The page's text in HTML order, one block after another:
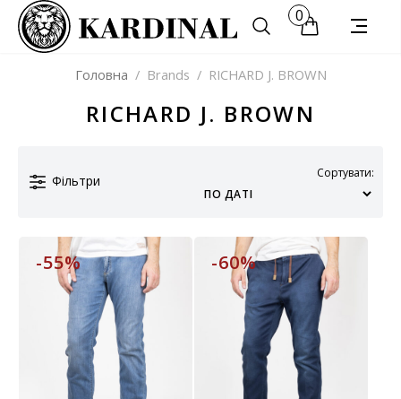
0
Головна / Brands / RICHARD J. BROWN
RICHARD J. BROWN
Фільтри Сортувати:
-55% -60%